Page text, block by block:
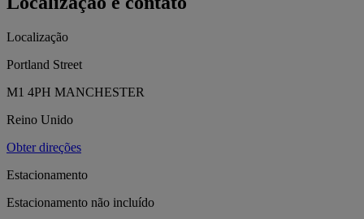
Localização
Portland Street
M1 4PH MANCHESTER
Reino Unido
Obter direções
Estacionamento
Estacionamento não incluído